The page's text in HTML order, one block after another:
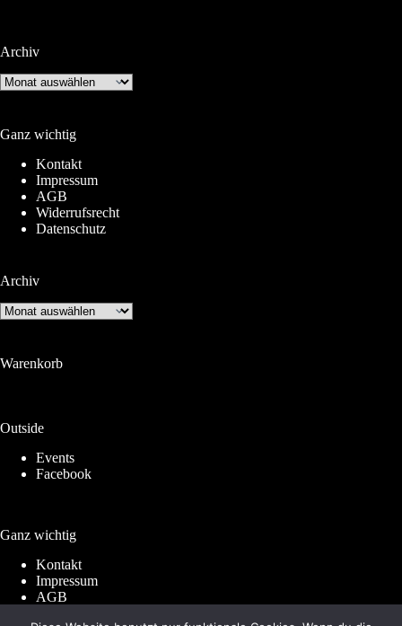
Archiv
Archiv
Ganz wichtig
Kontakt
Impressum
AGB
Widerrufsrecht
Datenschutz
Archiv
Archiv
Warenkorb
Outside
Events
Facebook
Ganz wichtig
Kontakt
Impressum
AGB